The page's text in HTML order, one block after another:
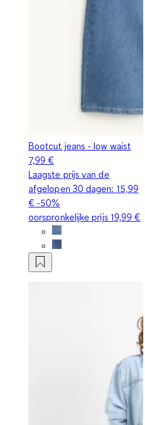
Bootcut jeans - low waist
7,99 €
Laagste prijs van de
afgelopen 30 dagen: 15,99
€ -50%
oorspronkelijke prijs 19,99 €